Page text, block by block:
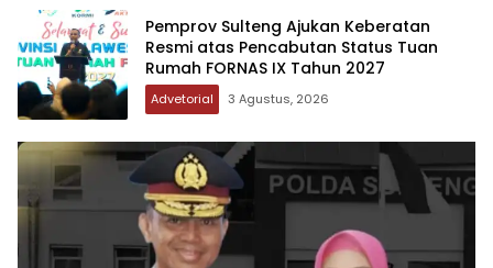
Pemprov Sulteng Ajukan Keberatan
Resmi atas Pencabutan Status Tuan
Rumah FORNAS IX Tahun 2027
Advetorial 3 Agustus, 2026